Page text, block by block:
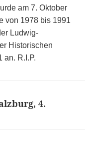
am 7. Oktober
von 1978 bis 1991
Ludwig-
Historischen
an. R.I.P.
4.